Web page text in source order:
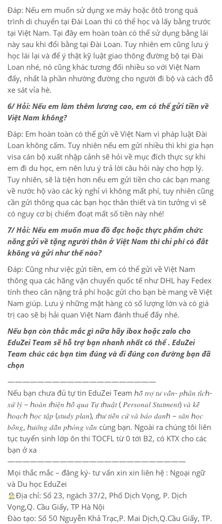
Đáp: Nếu em muốn sử dụng xe máy hoặc ôtô trong quá
trình di chuyển tại Đài Loan thì có thể học và lấy bằng trước
tại Việt Nam. Tại đây em hoàn toàn có thể sử dụng bằng lái
này sau khi đổi bằng tại Đài Loan. Tuy nhiên em cũng lưu ý
học lái lại và để ý thật kỹ luật giao thông đường bộ tại Đài
Loan nhé, nó cũng khác tương đối nhiều so với Việt Nam
đấy, nhất là phần nhường đường cho người đi bộ và cách đỗ
xe sát vỉa hè.
6/ Hỏi: Nếu em làm thêm lương cao, em có thể gửi tiền về
Việt Nam không?
Đáp: Em hoàn toàn có thể gửi về Việt Nam vì pháp luật Đài
Loan không cấm. Tuy nhiên nếu em gửi nhiều thì khi gia hạn
visa cán bộ xuất nhập cảnh sẽ hỏi về mục đích thực sự khi
em đi du học, em nên lưu ý trả lời câu hỏi này cho hợp lý.
Tuy nhiên, sẽ là tiện hơn nếu em gửi tiền cho các bạn mang
về nước hộ vào các kỳ nghỉ vì không mất phí, tuy nhiên cũng
cần gửi thông qua các bạn học thân thiết và tin tưởng vì sẽ
có nguy cơ bị chiếm đoạt mất số tiền này nhé!
7/ Hỏi: Nếu em muốn mua đồ đạc hoặc thực phẩm chức
năng gửi về tặng người thân ở Việt Nam thì chi phí có đắt
không và gửi như thế nào?
Đáp: Cũng như việc gửi tiền, em có thể gửi về Việt Nam
thông qua các hãng vận chuyển quốc tế như DHL hay Fedex
tính theo cân nặng trả phí hoặc gửi cho bạn bè mang về Việt
Nam giúp. Lưu ý những mặt hàng có số lượng lớn và có giá
trị cao sẽ bị hải quan Việt Nam đánh thuế đấy nhé.
Nếu bạn còn thắc mắc gì nữa hãy ibox hoặc zalo cho
EduZei Team sẽ hỗ trợ bạn nhanh nhất có thể . EduZei
Team chúc các bạn tìm đúng và đi đúng con đường bạn đã
chọn
————————————————————
Nếu bạn chưa đủ tự tin EduZei Team ℎ𝑜̂̃ 𝑡𝑟𝑜̛̣ 𝑡𝑢̛ 𝑣𝑎̂́𝑛- 𝑝ℎ𝑎̂𝑛 𝑡𝑖́𝑐ℎ-
𝑥𝑢̛̉ 𝑙𝑦́ – ℎ𝑜𝑎̀𝑛 𝑡ℎ𝑖𝑒̣̂𝑛 ℎ𝑜̂̀ 𝑞𝑢𝑎 𝑇𝑢̛̣ 𝑡ℎ𝑢𝑎̣̂𝑡 ( 𝑃𝑒𝑟𝑠𝑜𝑛𝑎𝑙 𝑆𝑡𝑎𝑡𝑚𝑒𝑛𝑡) 𝑣𝑎̀ 𝑘𝑒̂́
ℎ𝑜𝑎̣𝑐ℎ ℎ𝑜̣𝑐 𝑡𝑎̣̂𝑝 (𝑠𝑡𝑢𝑑𝑦 𝑝𝑙𝑎𝑛), 𝑡ℎ𝑢̛ 𝑡𝑖𝑒̂́𝑛 𝑐𝑢̛̉ 𝑣𝑎̀ 𝑏𝑎́𝑜 𝑑𝑎𝑛ℎ – 𝑠𝑎̆𝑛 ℎ𝑜̣𝑐
𝑏𝑜̂̉𝑛𝑔, ℎ𝑢̛𝑜̛́𝑛𝑔 𝑑𝑎̂̃𝑛 𝑝ℎ𝑜̉𝑛𝑔 𝑣𝑎̂́𝑛 cùng bạn. Ngoài ra chúng tôi liên
tục tuyển sinh lớp ôn thi TOCFL từ 0 tới B2, có KTX cho các
bạn ở xa
————————————————————————
Mọi thắc mắc – đăng ký- tư vấn xin xin liên hệ : Ngoại ngữ
và Du học EduZei
Địa chỉ: Số 23, ngách 37/2, Phố Dịch Vọng, P. Dịch
Vọng,Q. Cầu Giấy, TP Hà Nội
Đào tạo: Số 50 Nguyễn Khả Trạc,P. Mai Dịch,Q.Cầu Giấy, TP.